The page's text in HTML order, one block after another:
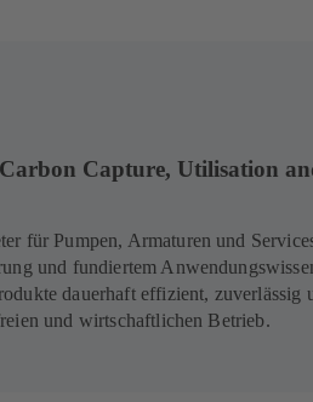
Capture, Utilisation
für Pumpen, Armaturen und
und fundiertem
dauerhaft effizient, zuverlässig
und wirtschaftlichen Betrieb.